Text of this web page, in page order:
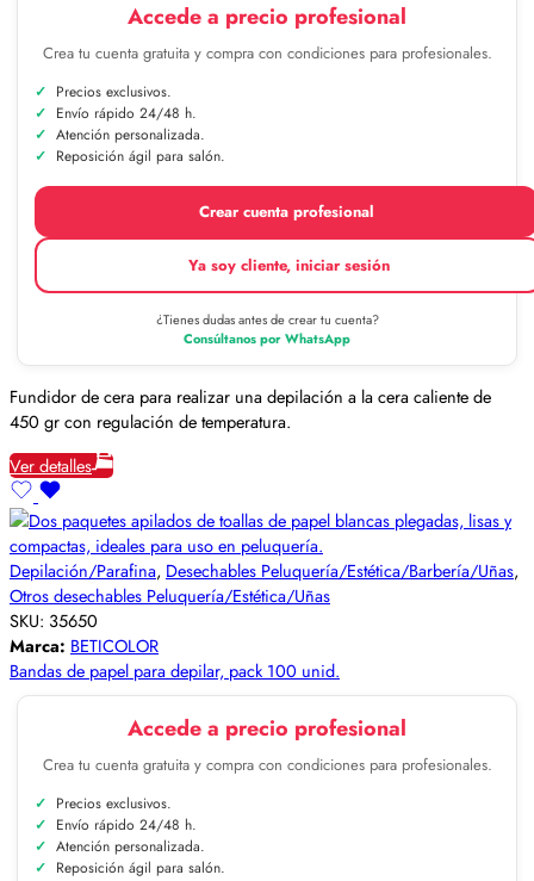
Accede a precio profesional
Crea tu cuenta gratuita y compra con condiciones para profesionales.
Precios exclusivos.
Envío rápido 24/48 h.
Atención personalizada.
Reposición ágil para salón.
Crear cuenta profesional
Ya soy cliente, iniciar sesión
¿Tienes dudas antes de crear tu cuenta?
Consúltanos por WhatsApp
Fundidor de cera para realizar una depilación a la cera caliente de
450 gr con regulación de temperatura.
Ver detalles
Depilación/Parafina, Desechables Peluquería/Estética/Barbería/Uñas,
Otros desechables Peluquería/Estética/Uñas
SKU: 35650
Marca: BETICOLOR
Bandas de papel para depilar, pack 100 unid.
Accede a precio profesional
Crea tu cuenta gratuita y compra con condiciones para profesionales.
Precios exclusivos.
Envío rápido 24/48 h.
Atención personalizada.
Reposición ágil para salón.